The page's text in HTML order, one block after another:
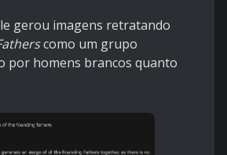
gerou imagens retratando
como um grupo
por homens brancos quanto